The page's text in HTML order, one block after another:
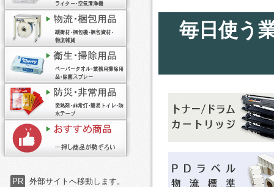
PR 外部サイトへ移動します。
毎日使う